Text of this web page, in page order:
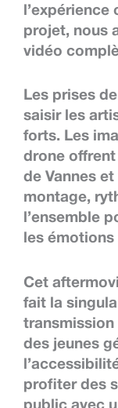
projet, nous
vidéo
Les prises
saisir les
forts. Les
drone offrent
de Vannes
montage,
l’ensemble
les
Cet
fait la
transmission
des jeunes
profiter des